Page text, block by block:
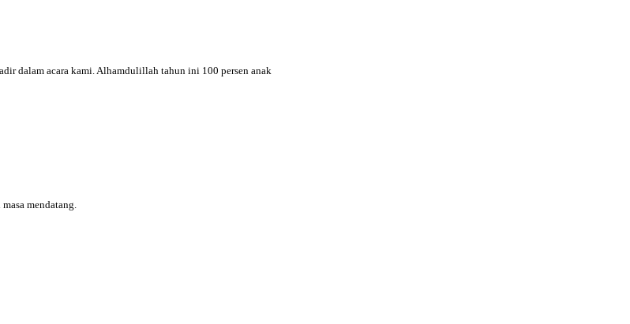
dalam acara kami. Alhamdulillah tahun ini 100 persen anak
mendatang.